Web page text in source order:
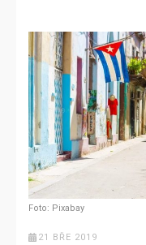
Foto: Pixabay
21 BŘE 2019